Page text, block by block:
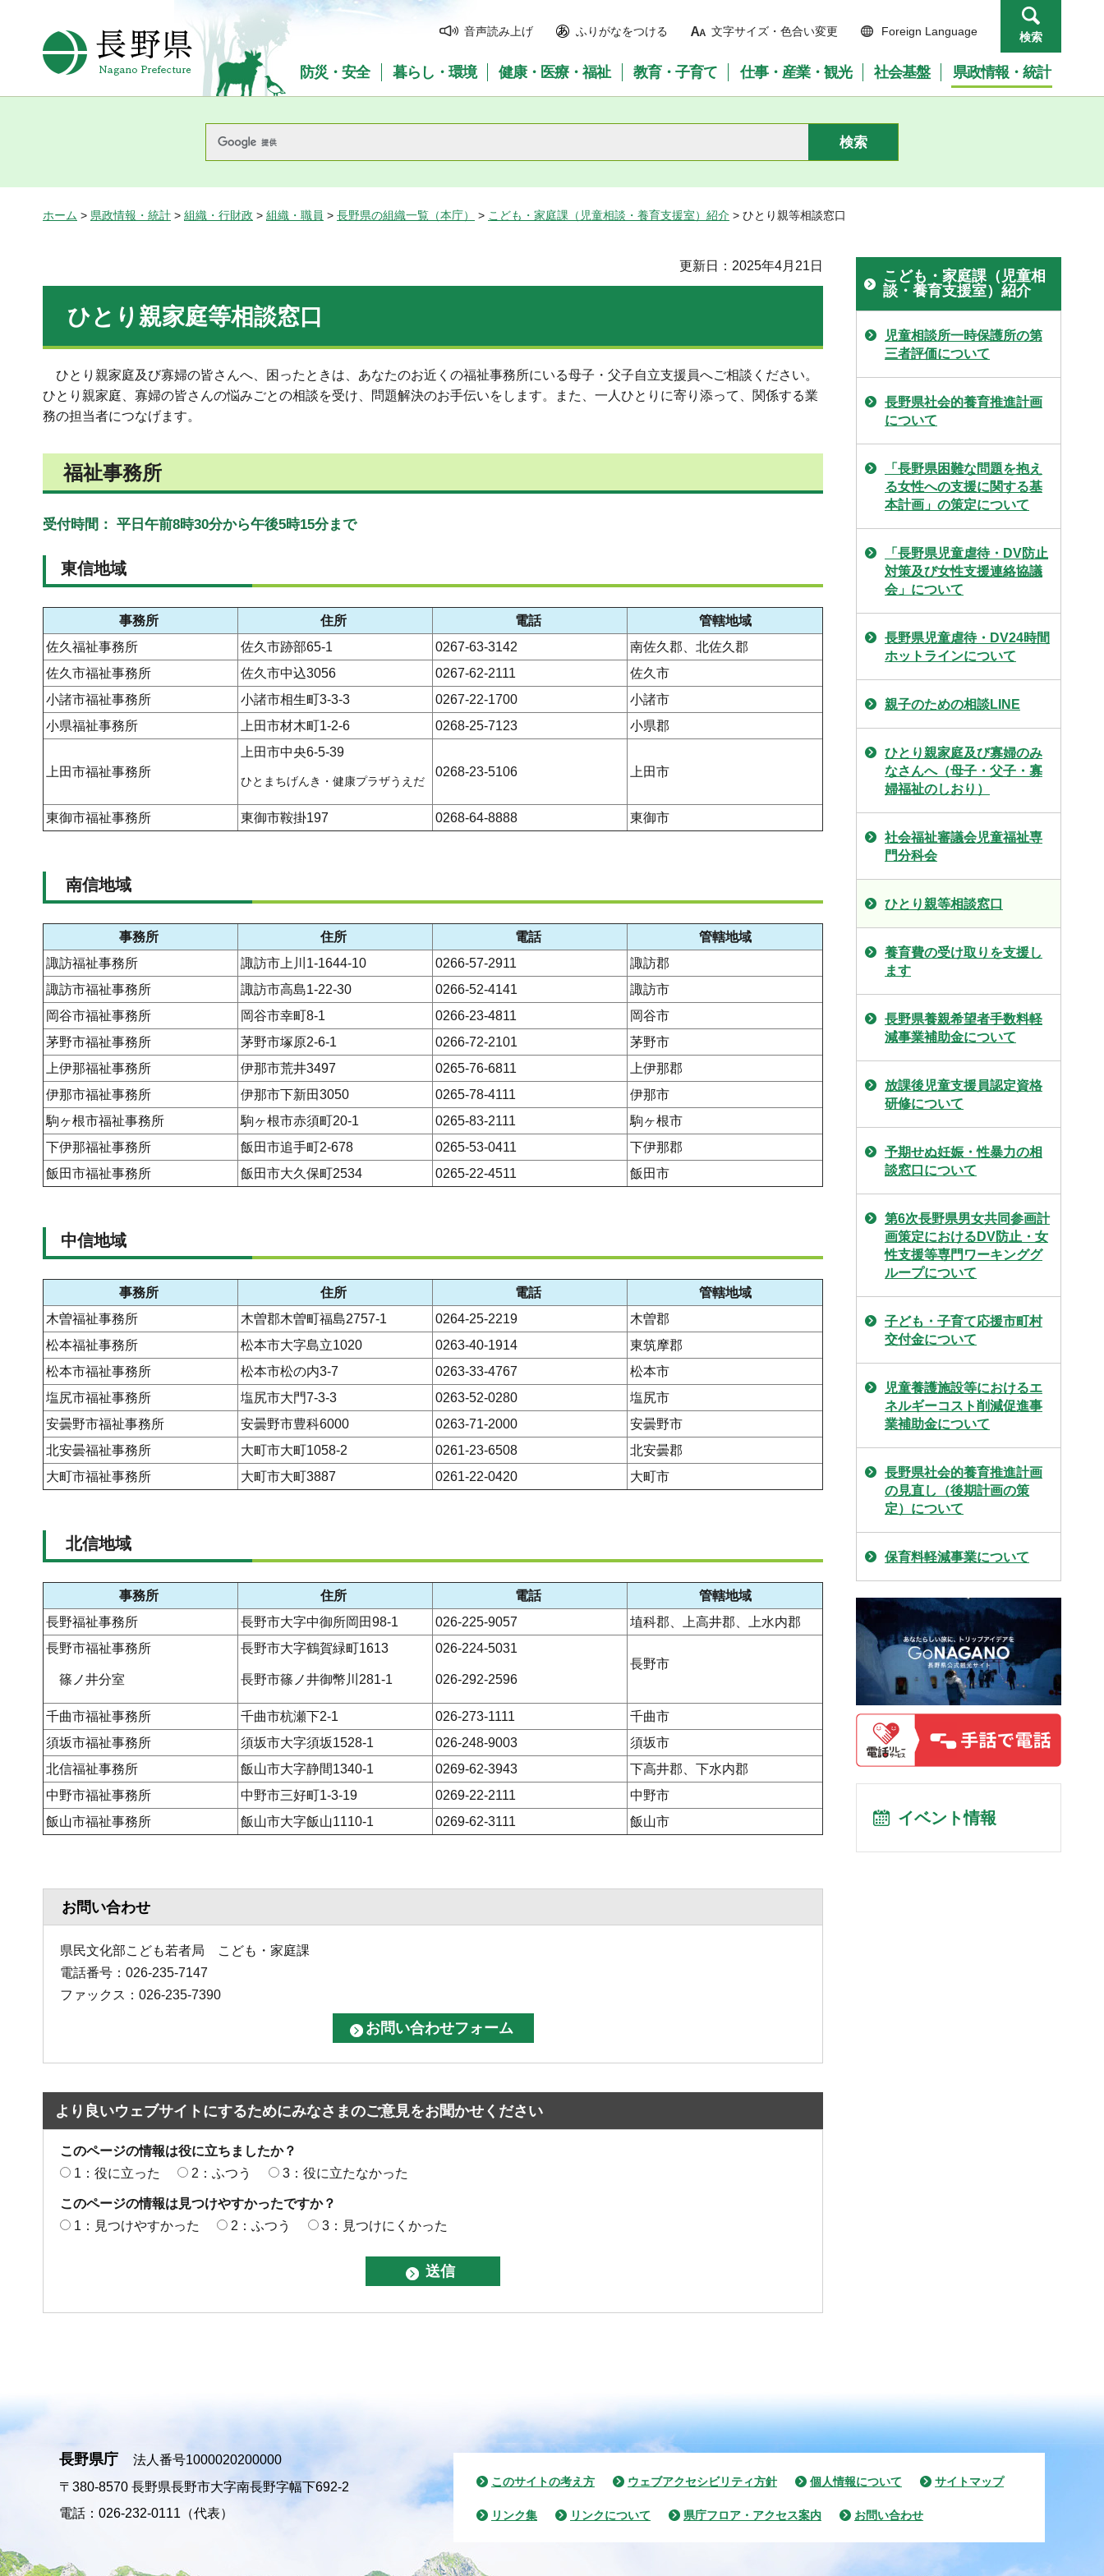
長野県Nagano Prefecture
音声読み上げ ふりがなをつける 文字サイズ・色合い変更 Foreign Language 検索
防災・安全 暮らし・環境 健康・医療・福祉 教育・子育て 仕事・産業・観光 社会基盤 県政情報・統計
ホーム > 県政情報・統計 > 組織・行財政 > 組織・職員 > 長野県の組織一覧（本庁） > こども・家庭課（児童相談・養育支援室）紹介 > ひとり親等相談窓口
更新日：2025年4月21日
ひとり親家庭等相談窓口
ひとり親家庭及び寡婦の皆さんへ、困ったときは、あなたのお近くの福祉事務所にいる母子・父子自立支援員へご相談ください。
ひとり親家庭、寡婦の皆さんの悩みごとの相談を受け、問題解決のお手伝いをします。また、一人ひとりに寄り添って、関係する業
務の担当者につなげます。
福祉事務所
受付時間： 平日午前8時30分から午後5時15分まで
東信地域
事務所 住所 電話
管轄地域
佐久福祉事務所
佐久市跡部65-1 0267-63-3142
南佐久郡、北佐久郡
佐久市福祉事務所
佐久市中込3056 0267-62-2111
佐久市
小諸市福祉事務所
小諸市相生町3-3-3 0267-22-1700
小諸市
小県福祉事務所
上田市材木町1-2-6 0268-25-7123 小県郡
上田市福祉事務所
上田市中央6-5-39
ひとまちげんき・健康プラザうえだ
0268-23-5106 上田市
東御市福祉事務所 東御市鞍掛197 0268-64-8888 東御市
南信地域
事務所 住所 電話
管轄地域
諏訪福祉事務所
諏訪市上川1-1644-10 0266-57-2911
諏訪郡
諏訪市福祉事務所
諏訪市高島1-22-30 0266-52-4141
諏訪市
岡谷市福祉事務所
岡谷市幸町8-1 0266-23-4811
岡谷市
茅野市福祉事務所
茅野市塚原2-6-1 0266-72-2101
茅野市
上伊那福祉事務所
伊那市荒井3497 0265-76-6811
上伊那郡
伊那市福祉事務所
伊那市下新田3050 0265-78-4111
伊那市
駒ヶ根市福祉事務所
駒ヶ根市赤須町20-1 0265-83-2111
駒ヶ根市
下伊那福祉事務所
飯田市追手町2-678 0265-53-0411
下伊那郡
飯田市福祉事務所
飯田市大久保町2534 0265-22-4511 飯田市
中信地域
事務所 住所 電話
管轄地域
木曽福祉事務所
木曽郡木曽町福島2757-1 0264-25-2219
木曽郡
松本福祉事務所
松本市大字島立1020 0263-40-1914
東筑摩郡
松本市福祉事務所
松本市松の内3-7 0263-33-4767
松本市
塩尻市福祉事務所
塩尻市大門7-3-3 0263-52-0280
塩尻市
安曇野市福祉事務所
安曇野市豊科6000 0263-71-2000
安曇野市
北安曇福祉事務所
大町市大町1058-2 0261-23-6508
北安曇郡
大町市福祉事務所
大町市大町3887 0261-22-0420 大町市
北信地域
事務所 住所 電話
管轄地域
長野福祉事務所
長野市大字中御所岡田98-1 026-225-9057
埴科郡、上高井郡、上水内郡
長野市福祉事務所
篠ノ井分室
長野市大字鶴賀緑町1613
長野市篠ノ井御幣川281-1
026-224-5031
026-292-2596
長野市
千曲市福祉事務所 千曲市杭瀬下2-1 026-273-1111
千曲市
須坂市福祉事務所
須坂市大字須坂1528-1 026-248-9003
須坂市
北信福祉事務所
飯山市大字静間1340-1 0269-62-3943
下高井郡、下水内郡
中野市福祉事務所
中野市三好町1-3-19 0269-22-2111
中野市
飯山市福祉事務所
飯山市大字飯山1110-1 0269-62-3111 飯山市
お問い合わせ
県民文化部こども若者局 こども・家庭課
電話番号：026-235-7147
ファックス：026-235-7390
より良いウェブサイトにするためにみなさまのご意見をお聞かせください
このページの情報は役に立ちましたか？
1：役に立った
2：ふつう 3：役に立たなかった
このページの情報は見つけやすかったですか？
1：見つけやすかった
2：ふつう 3：見つけにくかった
こども・家庭課（児童相
談・養育支援室）紹介
児童相談所一時保護所の第
三者評価について
長野県社会的養育推進計画
について
「長野県困難な問題を抱え
る女性への支援に関する基
本計画」の策定について
「長野県児童虐待・DV防止
対策及び女性支援連絡協議
会」について
長野県児童虐待・DV24時間
ホットラインについて
親子のための相談LINE
ひとり親家庭及び寡婦のみ
なさんへ（母子・父子・寡
婦福祉のしおり）
社会福祉審議会児童福祉専
門分科会
ひとり親等相談窓口
養育費の受け取りを支援し
ます
長野県養親希望者手数料軽
減事業補助金について
放課後児童支援員認定資格
研修について
予期せぬ妊娠・性暴力の相
談窓口について
第6次長野県男女共同参画計
画策定におけるDV防止・女
性支援等専門ワーキンググ
ループについて
子ども・子育て応援市町村
交付金について
児童養護施設等におけるエ
ネルギーコスト削減促進事
業補助金について
長野県社会的養育推進計画
の見直し（後期計画の策
定）について
保育料軽減事業について
イベント情報
長野県庁
法人番号1000020200000
〒380-8570 長野県長野市大字南長野字幅下692-2
電話：026-232-0111（代表）
このサイトの考え方 ウェブアクセシビリティ方針 個人情報について サイトマップ
リンク集 リンクについて 県庁フロア・アクセス案内 お問い合わせ